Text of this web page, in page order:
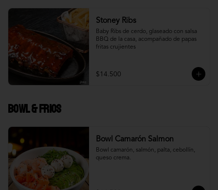
Stoney Ribs
Baby Ribs de cerdo, glaseado con salsa
BBQ de la casa, acompañado de papas
fritas crujientes
$14.500
Bowl & frios
Bowl Camarón Salmon
Bowl camarón, salmón, palta, cebollín,
queso crema.